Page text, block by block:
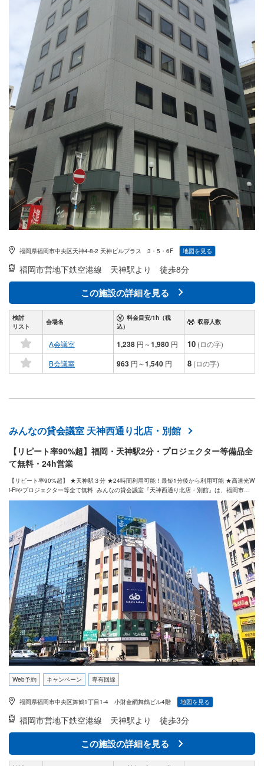
福岡県福岡市中央区天神4-8-2 天神ビルプラス 3・5・6F 地図を見る
福岡市営地下鉄空港線 天神駅より 徒歩8分
この施設の詳細を見る
検討
リスト
会場名
料金目安/1h（税
込）
収容人数
A会議室 1,238 円～1,980 円 10 (ロの字)
B会議室
963 円～1,540 円 8 (ロの字)
みんなの貸会議室 天神西通り北店・別館
【リピート率90%超】福岡・天神駅2分・プロジェクター等備品全
て無料・24h営業
【リピート率90%超】 ★天神駅３分 ★24時間利用可能！最短1分後から利用可能 ★高速光W
i-Fiやプロジェクター等全て無料 みんなの貸会議室『天神西通り北店・別館』は、福岡市の
天神駅すぐの２４時間営業、プロジェクターなどオプション無料で３４人～予備椅子最大４0
人までご利用になれます。高速光通信完備で会議、セミナー、研修、説明会、各種イベント
など、幅広い用途でご利用いただいております
Web予約 キャンペーン 専有回線
福岡県福岡市中央区舞鶴1丁目1-4 小財金網舞鶴ビル4階 地図を見る
福岡市営地下鉄空港線 天神駅より 徒歩3分
この施設の詳細を見る